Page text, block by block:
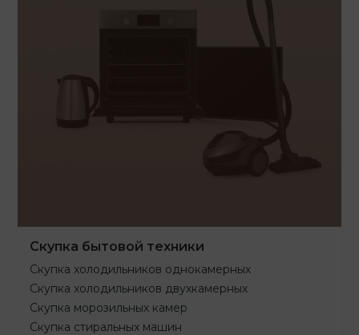
Скупка бытовой техники
Скупка холодильников однокамерных
Скупка холодильников двухкамерных
Скупка морозильных камер
Скупка стиральных машин